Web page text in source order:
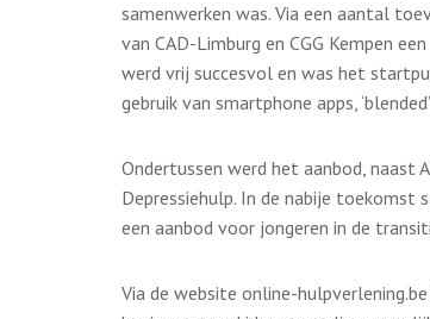
samenwerken was. Via een aantal
van CAD-Limburg en CGG Kempen
werd vrij succesvol en was het
gebruik van smartphone apps,
Ondertussen werd het aanbod, naast
Depressiehulp. In de nabije toekomst
een aanbod voor jongeren in de
Via de website online-